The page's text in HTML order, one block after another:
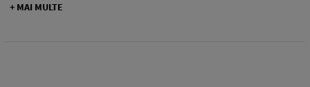
+ MAI MULTE